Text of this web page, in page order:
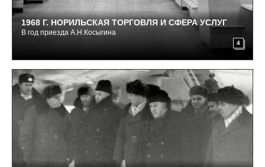
4
1968 Г. НОРИЛЬСКАЯ ТОРГОВЛЯ И СФЕРА УСЛУГ
В год приезда А.Н.Косыгина